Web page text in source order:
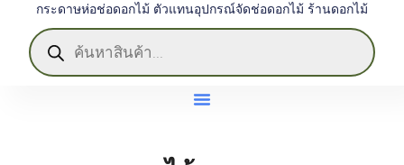
กระดาษห่อช่อดอกไม้ ตัวแทนอุปกรณ์จัดช่อดอกไม้ ร้านดอกไม้